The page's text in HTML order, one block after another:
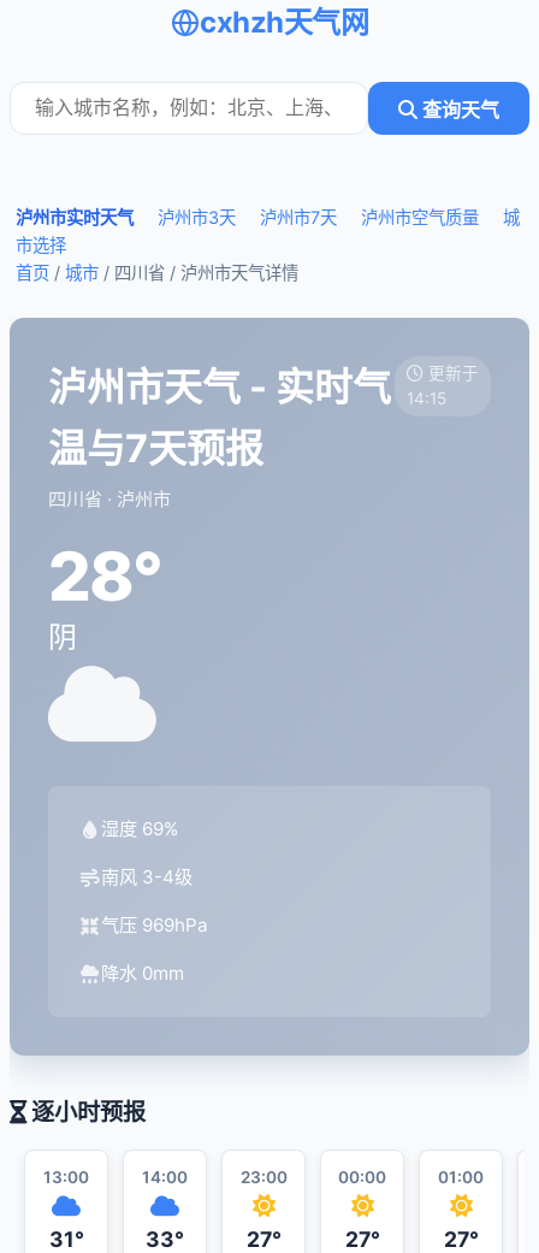
cxhzh天气网
查询天气
泸州市实时天气 泸州市3天 泸州市7天 泸州市空气质量
城
市选择
首页 / 城市 / 四川省 / 泸州市天气详情
泸州市天气 - 实时气
温与7天预报
四川省 · 泸州市
更新于
14:15
28°
阴
湿度 69%
南风 3-4级
气压 969hPa
降水 0mm
逐小时预报
13:00
31°
14:00
33°
23:00
27°
00:00
27°
01:00
27°